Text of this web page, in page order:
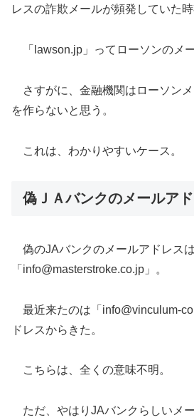
レスの詐欺メールが頻発していた
「lawson.jp」ってローソンのメー
さすがに、金融機関はローソン
を作らないと思う。
これは、わかりやすいケース。
偽ＪＡバンクのメールア
偽のJAバンクのメールアドレスは
「info@masterstroke.co.jp」。
最近来たのは「info@vinculum-
ドレスからきた。
こちらは、全くの意味不明。
ただ、やはりJAバンクらしいメ